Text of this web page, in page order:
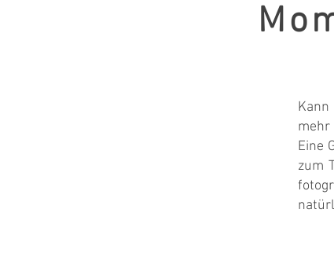
mehr
Eine
zum